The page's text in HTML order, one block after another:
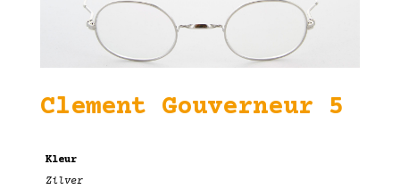
Clement Gouverneur 5
Kleur
Zilver